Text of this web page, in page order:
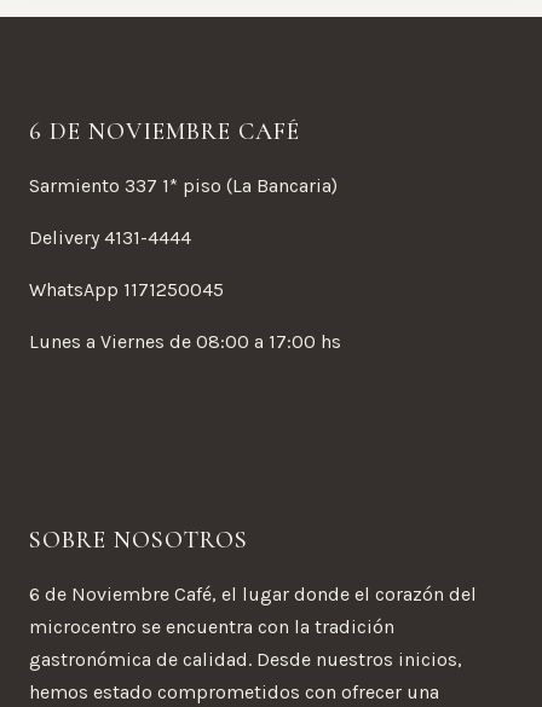
6 DE NOVIEMBRE CAFÉ
Sarmiento 337 1* piso (La Bancaria)
Delivery 4131-4444
WhatsApp 1171250045
Lunes a Viernes de 08:00 a 17:00 hs
SOBRE NOSOTROS
6 de Noviembre Café, el lugar donde el corazón del
microcentro se encuentra con la tradición
gastronómica de calidad. Desde nuestros inicios,
hemos estado comprometidos con ofrecer una